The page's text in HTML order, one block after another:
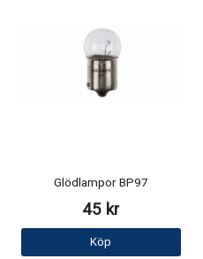
Glödlampor BP97
45 kr
Köp